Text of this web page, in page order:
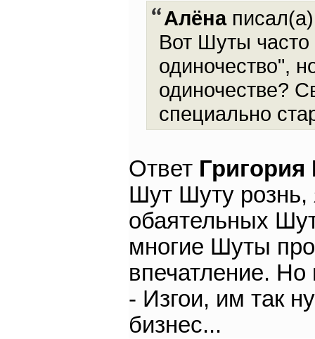
Алёна
Вот Шуты часто
одиночество",
одиночестве?
специально
Ответ
Шут Шуту рознь,
обаятельных
многие Шуты
впечатление. Но
- Изгои, им так
бизнес...